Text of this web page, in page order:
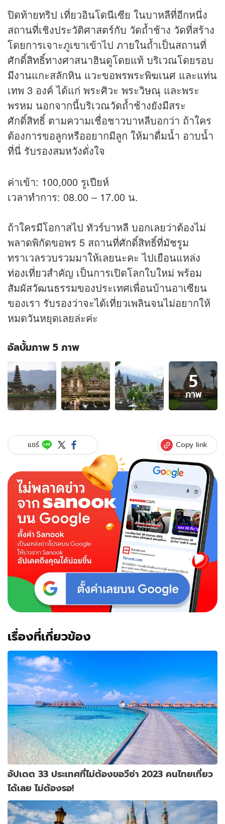
ปิดท้ายทริป เที่ยวอินโดนีเซีย ในบาหลีที่อีกหนึ่ง
สถานที่เชิงประวัติศาสตร์กับ วัดถ้ำช้าง วัดที่สร้าง
โดยการเจาะภูเขาเข้าไป ภายในถ้ำเป็นสถานที่
ศักดิ์สิทธิ์ทางศาสนาฮินดูโดยแท้ บริเวณโดยรอบ
มีงานแกะสลักหิน แวะขอพรพระพิฆเนศ และแท่น
เทพ 3 องค์ ได้แก่ พระศิวะ พระวิษณุ และพระ
พรหม นอกจากนี้บริเวณวัดถ้ำช้างยังมีสระ
ศักดิ์สิทธิ์ ตามความเชื่อชาวบาหลีบอกว่า ถ้าใคร
ต้องการขอลูกหรืออยากมีลูก ให้มาดื่มน้ำ อาบน้ำ
ที่นี่ รับรองสมหวังดั่งใจ
ค่าเข้า: 100,000 รูเปียห์
เวลาทำการ: 08.00 – 17.00 น.
ถ้าใครมีโอกาสไป ทัวร์บาหลี บอกเลยว่าต้องไม่
พลาดพิกัดขอพร 5 สถานที่ศักดิ์สิทธิ์ที่มัชรูม
ทราเวลรวบรวมมาให้เลยนะคะ ไปเยือนแหล่ง
ท่องเที่ยวสำคัญ เป็นการเปิดโลกใบใหม่ พร้อม
สัมผัสวัฒนธรรมของประเทศเพื่อนบ้านอาเซียน
ของเรา รับรองว่าจะได้เที่ยวเพลินจนไม่อยากให้
หมดวันหยุดเลยล่ะค่ะ
อัลบั้มภาพ 5 ภาพ
อัลบั้ม
ภาพ
5
ภาพ
ของ
2019
กับ
สถาน
ที่
ศักดิ์สิทธิ์
แล้ว
ต้อง
พลาด!
5
ภาพ
แชร์ Copy link
เรื่องที่เกี่ยวข้อง
อัปเดต 33 ประเทศที่ไม่ต้องขอวีซ่า 2023 คนไทยเที่ยว
ได้เลย ไม่ต้องรอ!